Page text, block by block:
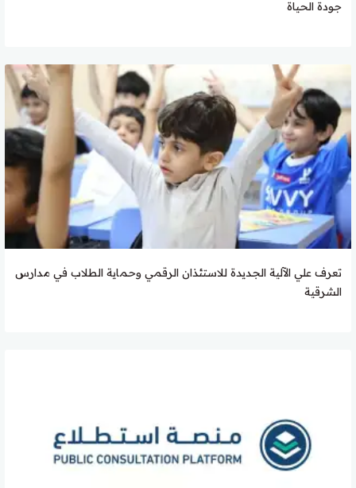
جودة الحياة
تعرف علي الآلية الجديدة للاستئذان الرقمي وحماية الطلاب في مدارس
الشرقية